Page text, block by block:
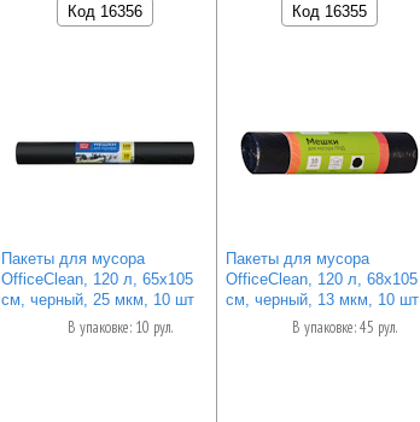
Код 16356
Пакеты для мусора
OfficeClean, 120 л, 65х105
см, черный, 25 мкм, 10 шт
В упаковке: 10 рул.
Код 16355
Пакеты для мусора
OfficeClean, 120 л, 68х105
см, черный, 13 мкм, 10 шт
В упаковке: 45 рул.